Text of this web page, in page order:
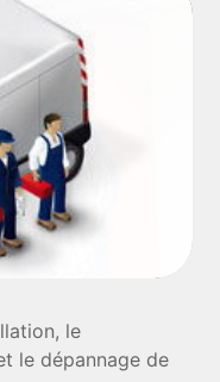
le
le dépannage de